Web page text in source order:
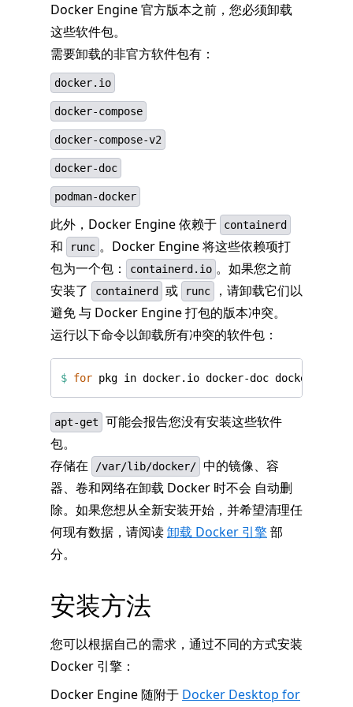
Docker Engine 官方版本之前，您必须卸载
这些软件包。
需要卸载的非官方软件包有：
docker.io
docker-compose
docker-compose-v2
docker-doc
podman-docker
此外，Docker Engine 依赖于 containerd
和 runc 。Docker Engine 将这些依赖项打
包为一个包：
containerd.io 。如果您之前
安装了
containerd 或 runc
，请卸载它们以
避免 与 Docker Engine 打包的版本冲突。
运行以下命令以卸载所有冲突的软件包：
$ for pkg in docker.io docker-doc docker-
apt-get
可能会报告您没有安装这些软件
包。
存储在
/var/lib/docker/ 中的镜像、容
器、卷和网络在卸载 Docker 时不会 自动删
除。如果您想从全新安装开始，并希望清理任
何现有数据，请阅读卸载 Docker 引擎部
分。
安装方法
您可以根据自己的需求，通过不同的方式安装
Docker 引擎：
Docker Engine 随附于 Docker Desktop for